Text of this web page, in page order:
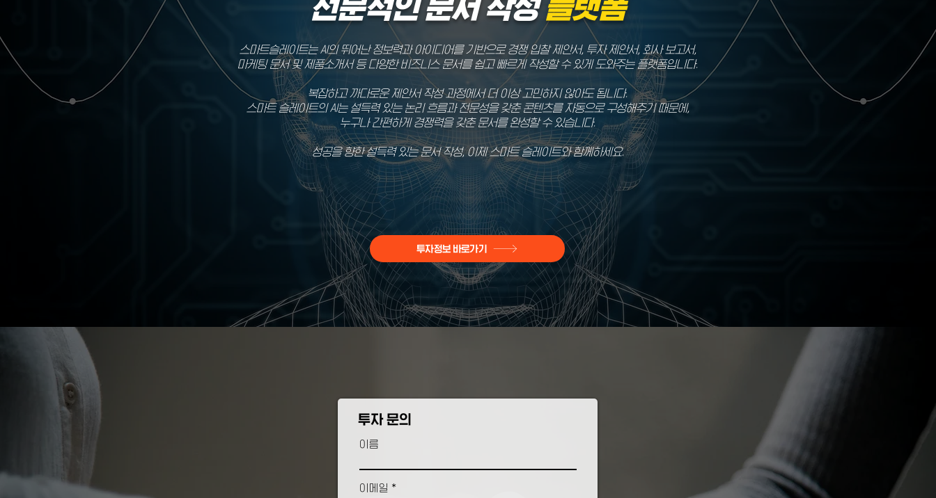
전문적인 문서 작성플랫폼
스마트슬레이트는 AI의 뛰어난 정보력과 아이디어를 기반으로 경쟁 입찰 제안서, 투자 제안서, 회사 보고서,
마케팅 문서 및 제품소개서 등 다양한 비즈니스 문서를 쉽고 빠르게 작성할 수 있게 도와주는 플랫폼입니다.
복잡하고 까다로운 제안서 작성 과정에서 더 이상 고민하지 않아도 됩니다.
스마트 슬레이트의 AI는 설득력 있는 논리 흐름과 전문성을 갖춘 콘텐츠를 자동으로 구성해주기 때문에,
누구나 간편하게 경쟁력을 갖춘 문서를 완성할 수 있습니다.
성공을 향한 설득력 있는 문서 작성, 이제 스마트 슬레이트와 함께하세요.
투자정보 바로가기
투자 문의
이름
이메일